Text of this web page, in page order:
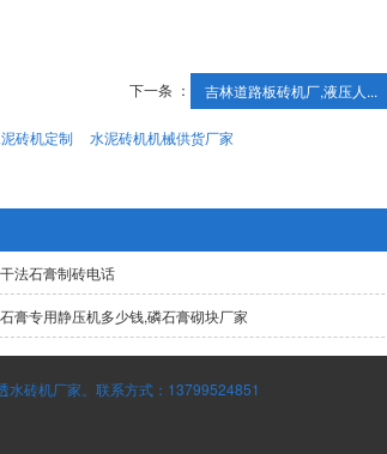
下一条 ： 吉林道路板砖机厂,液压人...
砖机定制 水泥砖机机械供货厂家
法石膏制砖电话
膏专用静压机多少钱,磷石膏砌块厂家
水砖机厂家。联系方式：13799524851